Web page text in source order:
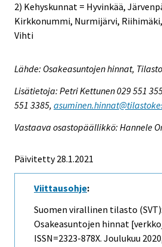
2) Kehyskunnat = Hyvinkää,
Kirkkonummi, Nurmijärvi,
Vihti
Lähde: Osakeasuntojen hinnat,
Lisätietoja: Petri Kettunen 029 551
551 3385,
Vastaava osastopäällikkö: Hannele
Päivitetty 28.1.2021
Viittausohje:
Suomen virallinen tilasto (SVT):
Osakeasuntojen hinnat
ISSN=2323-878X. Joulukuu